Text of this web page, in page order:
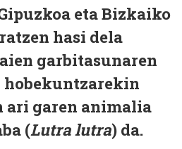
eta Bizkaiko
hasi dela
garbitasunaren
ari garen animalia
(Lutra lutra) da.